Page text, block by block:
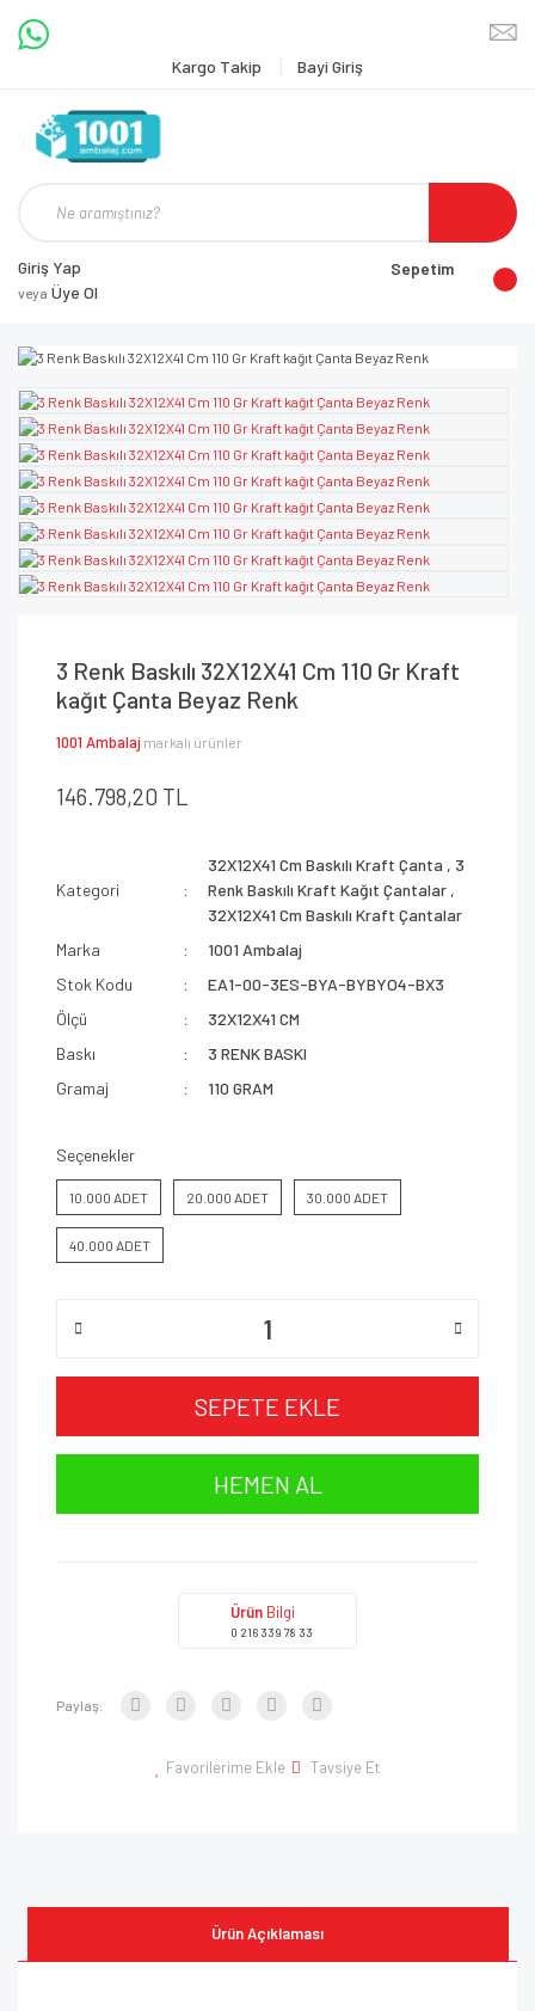
Kargo Takip Bayi Giriş
Giriş Yap
veya Üye Ol
Sepetim
3 Renk Baskılı 32X12X41 Cm 110 Gr Kraft
kağıt Çanta Beyaz Renk
1001 Ambalaj markalı ürünler
146.798,20 TL
Kategori
32X12X41 Cm Baskılı Kraft Çanta , 3
Renk Baskılı Kraft Kağıt Çantalar ,
32X12X41 Cm Baskılı Kraft Çantalar
Marka
1001 Ambalaj
Stok Kodu
EA1-00-3ES-BYA-BYBYO4-BX3
Ölçü
32X12X41 CM
Baskı
3 RENK BASKI
Gramaj
110 GRAM
Seçenekler
10.000 ADET 20.000 ADET 30.000 ADET
40.000 ADET
SEPETE EKLE
HEMEN AL
Ürün Bilgi
0 216 339 78 33
Paylaş:
Favorilerime Ekle Tavsiye Et
Ürün Açıklaması